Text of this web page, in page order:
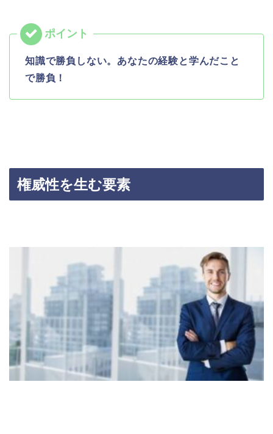
知識で勝負しない。あなたの経験と学んだこと
で勝負！
権威性を生む要素